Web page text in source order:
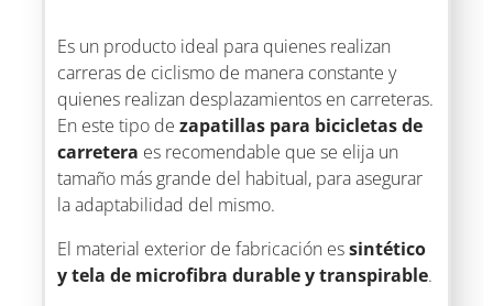
Es un producto ideal para quienes realizan
carreras de ciclismo de manera constante y
quienes realizan desplazamientos en carreteras.
En este tipo dezapatillas para bicicletas de
carretera es recomendable que se elija un
tamaño más grande del habitual, para asegurar
la adaptabilidad del mismo.
El material exterior de fabricación essintético
y tela de microfibra durable y transpirable.